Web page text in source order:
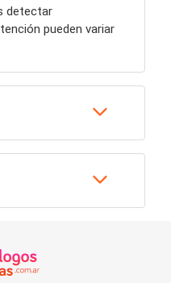
detectar
pueden variar